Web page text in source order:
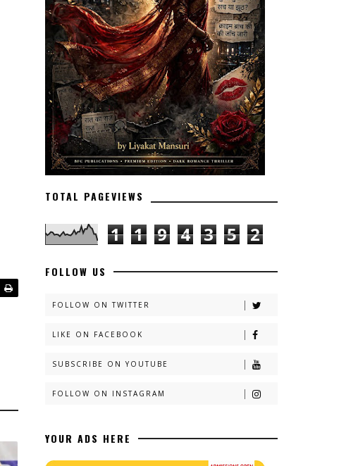
TOTAL PAGEVIEWS
1 1 9 4 3 5 2
FOLLOW US
FOLLOW ON TWITTER
LIKE ON FACEBOOK
SUBSCRIBE ON YOUTUBE
FOLLOW ON INSTAGRAM
YOUR ADS HERE